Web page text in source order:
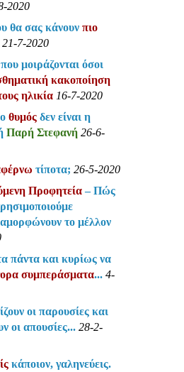
2020
θα σας κάνουν πιο
21-7-2020
μοιράζονται όσοι
κακοποίηση
ηλικία 16-7-2020
θυμόςδεν είναι η
Παρή Στεφανή 26-6-
τίποτα; 26-5-2020
Προφητεία– Πώς
το μέλλον
πάντα και κυρίως να
συμπεράσματα... 4-
οι παρουσίες και
οι απουσίες... 28-2-
κάποιον, γαληνεύεις.